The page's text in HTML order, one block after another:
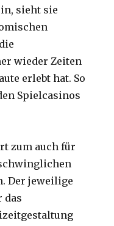
sieht sie
wieder Zeiten
erlebt hat. So
Spielcasinos
zum auch für
Der jeweilige
das